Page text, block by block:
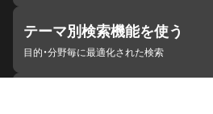
テーマ別検索機能を使う
目的・分野毎に最適化された検索